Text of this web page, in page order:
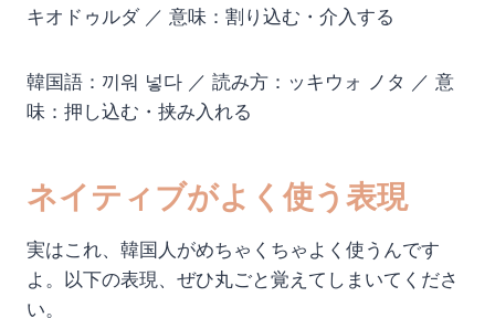
キオドゥルダ ／ 意味：割り込む・介入する
韓国語：끼워 넣다 ／ 読み方：ッキウォ ノタ ／ 意
味：押し込む・挟み入れる
ネイティブがよく使う表現
実はこれ、韓国人がめちゃくちゃよく使うんです
よ。以下の表現、ぜひ丸ごと覚えてしまいてくださ
い。